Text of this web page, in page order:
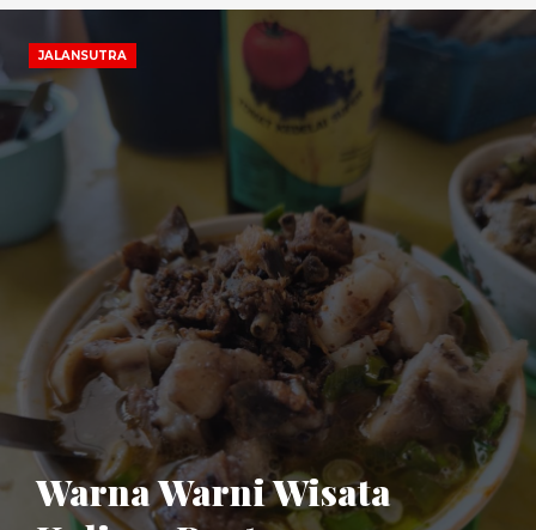
JALANSUTRA
Warna Warni Wisata